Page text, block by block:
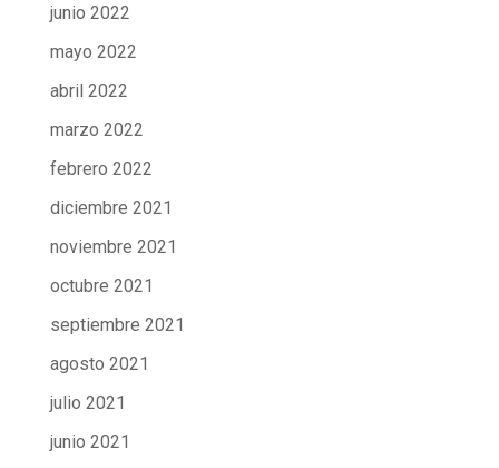
junio 2022
mayo 2022
abril 2022
marzo 2022
febrero 2022
diciembre 2021
noviembre 2021
octubre 2021
septiembre 2021
agosto 2021
julio 2021
junio 2021